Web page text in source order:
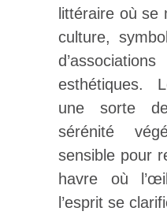
littéraire où se
culture,
esthétiques.
une sorte
sérénité
sensible pour
havre où
l’esprit se